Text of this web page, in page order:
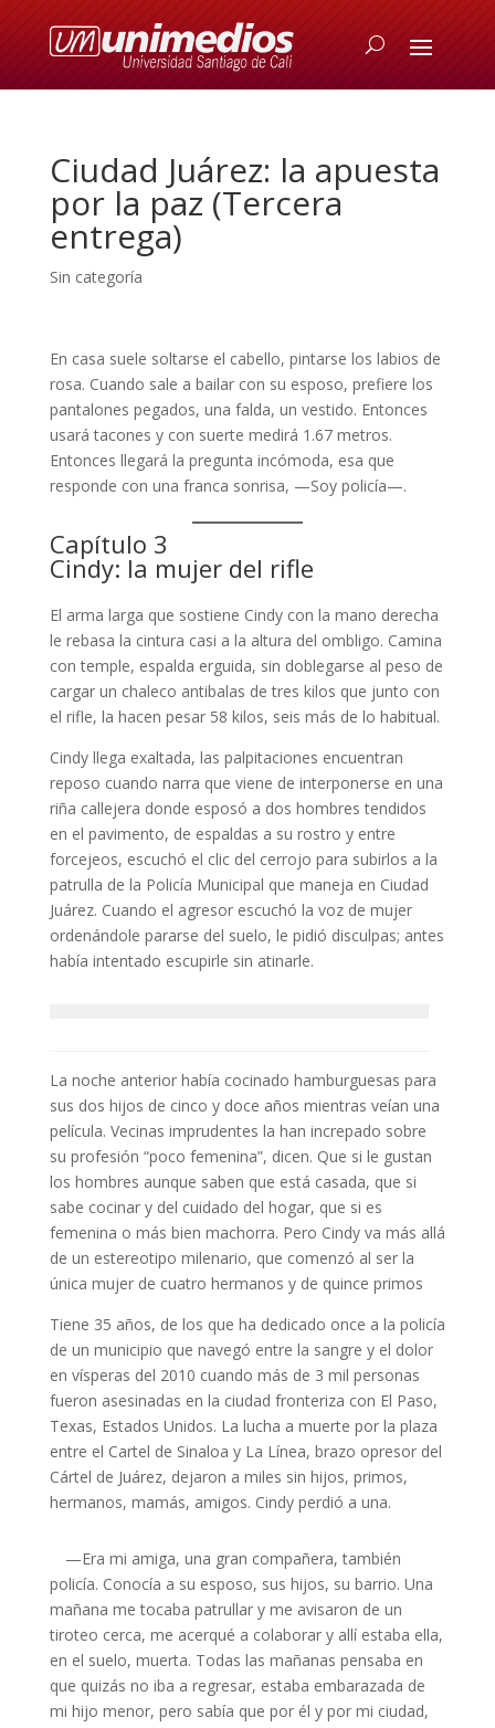
Ciudad Juárez: la apuesta
por la paz (Tercera
entrega)
Sin categoría
En casa suele soltarse el cabello, pintarse los labios de
rosa. Cuando sale a bailar con su esposo, prefiere los
pantalones pegados, una falda, un vestido. Entonces
usará tacones y con suerte medirá 1.67 metros.
Entonces llegará la pregunta incómoda, esa que
responde con una franca sonrisa, —Soy policía—.
Capítulo 3
Cindy: la mujer del rifle
El arma larga que sostiene Cindy con la mano derecha
le rebasa la cintura casi a la altura del ombligo. Camina
con temple, espalda erguida, sin doblegarse al peso de
cargar un chaleco antibalas de tres kilos que junto con
el rifle, la hacen pesar 58 kilos, seis más de lo habitual.
Cindy llega exaltada, las palpitaciones encuentran
reposo cuando narra que viene de interponerse en una
riña callejera donde esposó a dos hombres tendidos
en el pavimento, de espaldas a su rostro y entre
forcejeos, escuchó el clic del cerrojo para subirlos a la
patrulla de la Policía Municipal que maneja en Ciudad
Juárez. Cuando el agresor escuchó la voz de mujer
ordenándole pararse del suelo, le pidió disculpas; antes
había intentado escupirle sin atinarle.
La noche anterior había cocinado hamburguesas para
sus dos hijos de cinco y doce años mientras veían una
película. Vecinas imprudentes la han increpado sobre
su profesión “poco femenina”, dicen. Que si le gustan
los hombres aunque saben que está casada, que si
sabe cocinar y del cuidado del hogar, que si es
femenina o más bien machorra. Pero Cindy va más allá
de un estereotipo milenario, que comenzó al ser la
única mujer de cuatro hermanos y de quince primos
Tiene 35 años, de los que ha dedicado once a la policía
de un municipio que navegó entre la sangre y el dolor
en vísperas del 2010 cuando más de 3 mil personas
fueron asesinadas en la ciudad fronteriza con El Paso,
Texas, Estados Unidos. La lucha a muerte por la plaza
entre el Cartel de Sinaloa y La Línea, brazo opresor del
Cártel de Juárez, dejaron a miles sin hijos, primos,
hermanos, mamás, amigos. Cindy perdió a una.
—Era mi amiga, una gran compañera, también
policía. Conocía a su esposo, sus hijos, su barrio. Una
mañana me tocaba patrullar y me avisaron de un
tiroteo cerca, me acerqué a colaborar y allí estaba ella,
en el suelo, muerta. Todas las mañanas pensaba en
que quizás no iba a regresar, estaba embarazada de
mi hijo menor, pero sabía que por él y por mi ciudad,